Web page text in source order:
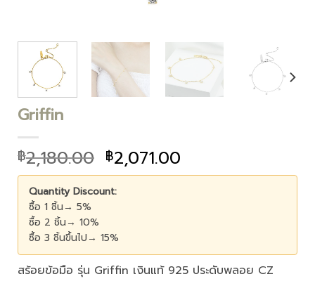
Griffin
฿2,180.00 ฿2,071.00
Quantity Discount:
ซื้อ 1 ชิ้น→ 5%
ซื้อ 2 ชิ้น→ 10%
ซื้อ 3 ชิ้นขึ้นไป→ 15%
สร้อยข้อมือ รุ่น Griffin เงินแท้ 925 ประดับพลอย CZ